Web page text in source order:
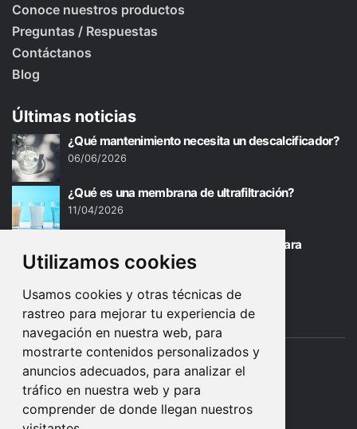
Utilizamos cookies
Usamos cookies y otras técnicas de
rastreo para mejorar tu experiencia de
navegación en nuestra web, para
mostrarte contenidos personalizados y
anuncios adecuados, para analizar el
tráfico en nuestra web y para
comprender de donde llegan nuestros
Conoce nuestros productos
Preguntas / Respuestas
Contáctanos
Blog
Últimas noticias
¿Qué mantenimiento necesita un descalcificador?
06/06/2026
¿Qué es una membrana de ultrafiltración?
11/04/2026
Agua de ósmosis para bebés: ¿Buena para
biberones?